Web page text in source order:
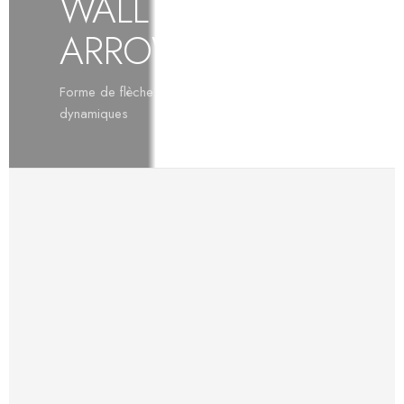
ARROW
Forme de flèche pour des compositions
dynamiques